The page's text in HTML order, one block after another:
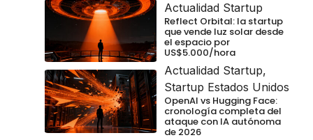
Actualidad Startup
Reflect Orbital: la startup
que vende luz solar desde
el espacio por
US$5.000/hora
Actualidad Startup,
Startup Estados Unidos
OpenAI vs Hugging Face:
cronología completa del
ataque con IA autónoma
de 2026